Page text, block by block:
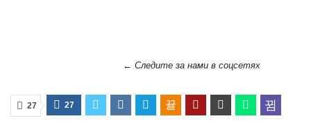
← Следите за нами в соцсетях
27 27